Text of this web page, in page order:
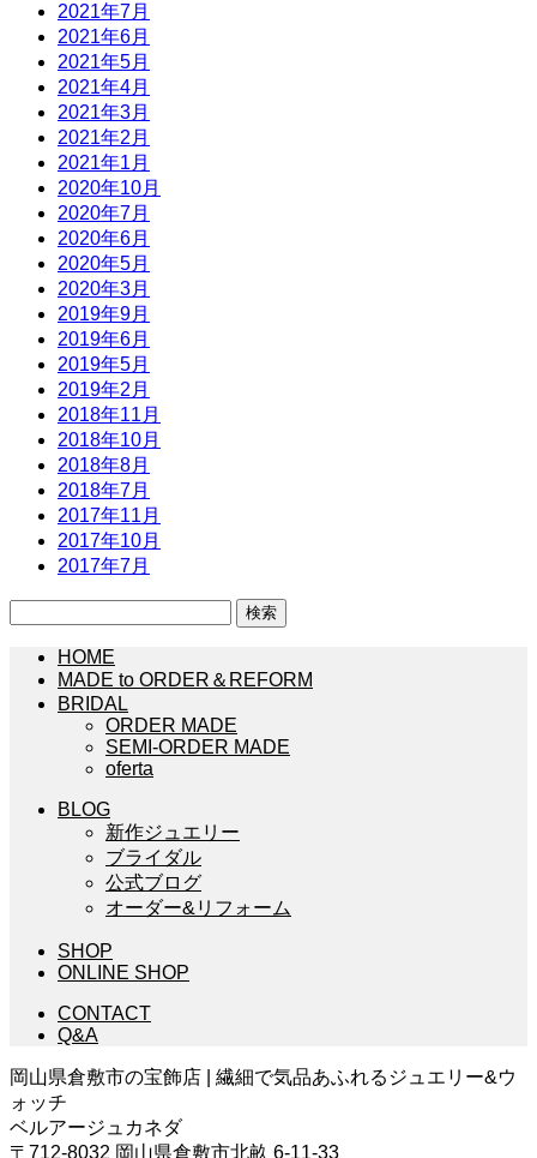
2021年7月
2021年6月
2021年5月
2021年4月
2021年3月
2021年2月
2021年1月
2020年10月
2020年7月
2020年6月
2020年5月
2020年3月
2019年9月
2019年6月
2019年5月
2019年2月
2018年11月
2018年10月
2018年8月
2018年7月
2017年11月
2017年10月
2017年7月
HOME
MADE to ORDER＆REFORM
BRIDAL
ORDER MADE
SEMI-ORDER MADE
oferta
BLOG
新作ジュエリー
ブライダル
公式ブログ
オーダー&リフォーム
SHOP
ONLINE SHOP
CONTACT
Q&A
岡山県倉敷市の宝飾店 | 繊細で気品あふれるジュエリー&ウ
ォッチ
ベルアージュカネダ
〒712-8032 岡山県倉敷市北畝 6-11-33